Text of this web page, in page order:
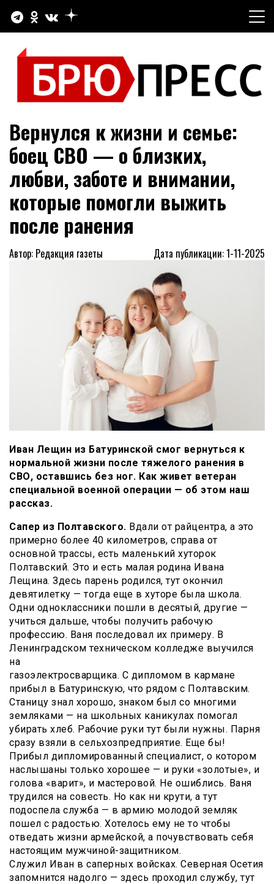
содержимому
БРЮПРЕСС
Официальный сайт газеты "Брюховецкие новости"
Вернулся к жизни и семье:
боец СВО — о близких,
любви, заботе и внимании,
которые помогли выжить
после ранения
Автор: Редакция газеты Дата публикации: 1-11-2025
Иван Лещин из Батуринской смог вернуться к
нормальной жизни после тяжелого ранения в
СВО, оставшись без ног. Как живет ветеран
специальной военной операции — об этом наш
рассказ.
Сапер из Полтавского. Вдали от райцентра, а это
примерно более 40 километров, справа от
основной трассы, есть маленький хуторок
Полтавский. Это и есть малая родина Ивана
Лещина. Здесь парень родился, тут окончил
девятилетку — тогда еще в хуторе была школа.
Одни одноклассники пошли в десятый, другие —
учиться дальше, чтобы получить рабочую
профессию. Ваня последовал их примеру. В
Ленинградском техническом колледже выучился
на
газоэлектросварщика. С дипломом в кармане
прибыл в Батуринскую, что рядом с Полтавским.
Станицу знал хорошо, знаком был со многими
земляками — на школьных каникулах помогал
убирать хлеб. Рабочие руки тут были нужны. Парня
сразу взяли в сельхозпредприятие. Еще бы!
Прибыл дипломированный специалист, о котором
наслышаны только хорошее — и руки «золотые», и
голова «варит», и мастеровой. Не ошиблись. Ваня
трудился на совесть. Но как ни крути, а тут
подоспела служба — в армию молодой земляк
пошел с радостью. Хотелось ему не то чтобы
отведать жизни армейской, а почувствовать себя
настоящим мужчиной-защитником.
Служил Иван в саперных войсках. Северная Осетия
запомнится надолго — здесь проходил службу, тут